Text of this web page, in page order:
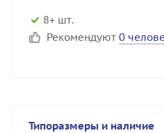
8+ шт.
Рекомендуют 0
Типоразмеры и наличие